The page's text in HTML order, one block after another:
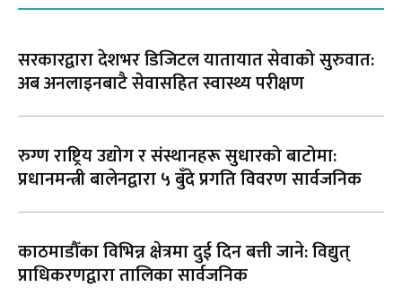
सरकारद्वारा देशभर डिजिटल यातायात सेवाको सुरुवात:
अब अनलाइनबाटै सेवासहित स्वास्थ्य परीक्षण
रुग्ण राष्ट्रिय उद्योग र संस्थानहरू सुधारको बाटोमा:
प्रधानमन्त्री बालेनद्वारा ५ बुँदे प्रगति विवरण सार्वजनिक
काठमाडौँका विभिन्न क्षेत्रमा दुई दिन बत्ती जाने: विद्युत्
प्राधिकरणद्वारा तालिका सार्वजनिक